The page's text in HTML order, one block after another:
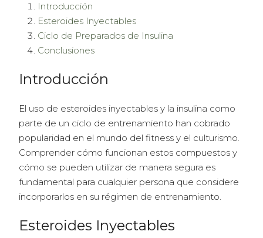
Introducción
Esteroides Inyectables
Ciclo de Preparados de Insulina
Conclusiones
Introducción
El uso de esteroides inyectables y la insulina como
parte de un ciclo de entrenamiento han cobrado
popularidad en el mundo del fitness y el culturismo.
Comprender cómo funcionan estos compuestos y
cómo se pueden utilizar de manera segura es
fundamental para cualquier persona que considere
incorporarlos en su régimen de entrenamiento.
Esteroides Inyectables